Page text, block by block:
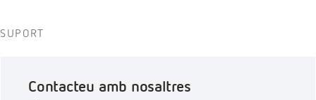
SUPORT
Contacteu amb nosaltres